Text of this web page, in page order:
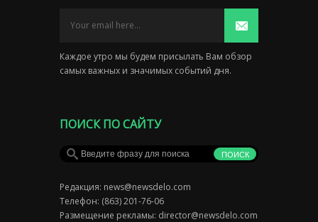
Каждое утро мы будем присылать Вам обзор
самых важных и значимых событий дня.
ПОИСК ПО САЙТУ
Редакция: news@newsdelo.com
Телефон: (863) 201-76-06
Размещение рекламы: director@newsdelo.com